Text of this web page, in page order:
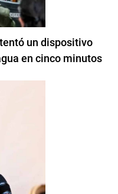
un dispositivo
en cinco minutos